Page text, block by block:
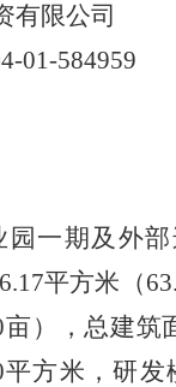
有限公司
01-584959
一期及外
平方米（
），总建筑
方米，研发